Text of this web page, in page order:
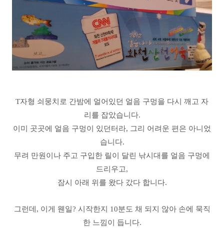
T자형 쇠뭉치로 간밤에 얼어있던 얼음 구멍을 다시 깨고 자
리를 잡았습니다.
이미 곳곳에 얼음 구멍이 있던터라, 그리 어려운 편은 아니었
습니다.
무려 만원이나 주고 구입한 릴이 달린 낚시대를 얼음 구멍에
드리우고,
잠시 아래 위를 왔다 갔다 합니다.
그런데, 이게 웬일? 시작한지 10분도 채 되지 않아 손에 묵직
한 느낌이 듭니다.